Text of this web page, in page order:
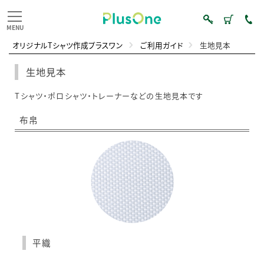
オリジナルTシャツ作成プラスワン ご利用ガイド 生地見本
生地見本
Tシャツ・ポロシャツ・トレーナーなどの生地見本です
布帛
平織